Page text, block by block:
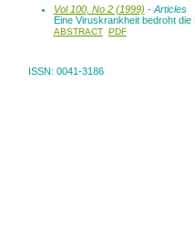
Vol 100, No 2 (1999) - Articles
Eine Viruskrankheit bedroht
ABSTRACT PDF
ISSN: 0041-3186